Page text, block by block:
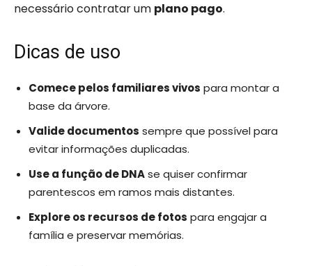
necessário contratar um plano pago.
Dicas de uso
Comece pelos familiares vivos para montar a
base da árvore.
Valide documentos sempre que possível para
evitar informações duplicadas.
Use a função de DNAse quiser confirmar
parentescos em ramos mais distantes.
Explore os recursos de fotos para engajar a
família e preservar memórias.